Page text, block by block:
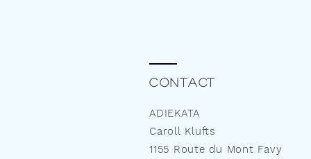
Contact
ADIEKATA
Caroll Klufts
1155 Route du Mont Favy